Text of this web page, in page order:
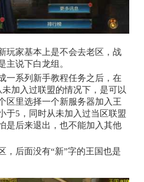
玩家基本上是不会去老区，战
主说下白龙组。
一系列新手教程任务之后，在
加入过联盟的情况下，是可以
区里选择一个新服务器加入王
于5，同时从未加入过当区联盟
是后来退出，也不能加入其他
，后面没有“新”字的王国也是